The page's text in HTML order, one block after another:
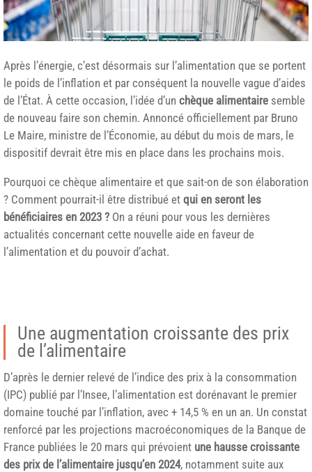
Après l’énergie, c’est désormais sur l’alimentation que se portent
le poids de l’inflation et par conséquent la nouvelle vague d’aides
de l’État. À cette occasion, l’idée d’un chèque alimentaire semble
de nouveau faire son chemin. Annoncé officiellement par Bruno
Le Maire, ministre de l’Économie, au début du mois de mars, le
dispositif devrait être mis en place dans les prochains mois.
Pourquoi ce chèque alimentaire et que sait-on de son élaboration
? Comment pourrait-il être distribué et qui en seront les
bénéficiaires en 2023 ? On a réuni pour vous les dernières
actualités concernant cette nouvelle aide en faveur de
l’alimentation et du pouvoir d’achat.
Une augmentation croissante des prix
de l’alimentaire
D’après le dernier relevé de l’indice des prix à la consommation
(IPC) publié par l’Insee, l’alimentation est dorénavant le premier
domaine touché par l’inflation, avec + 14,5 % en un an. Un constat
renforcé par les projections macroéconomiques de la Banque de
France publiées le 20 mars qui prévoient une hausse croissante
des prix de l’alimentaire jusqu’en 2024, notamment suite aux